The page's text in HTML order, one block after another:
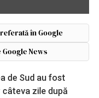
în Google
News
de Sud au fost
zile după